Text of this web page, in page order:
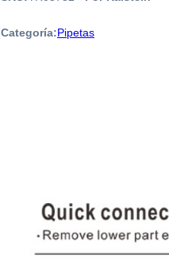
Categoría:Pipetas